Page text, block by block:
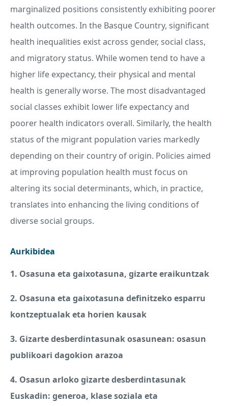
marginalized positions consistently exhibiting poorer
health outcomes. In the Basque Country, significant
health inequalities exist across gender, social class,
and migratory status. While women tend to have a
higher life expectancy, their physical and mental
health is generally worse. The most disadvantaged
social classes exhibit lower life expectancy and
poorer health indicators overall. Similarly, the health
status of the migrant population varies markedly
depending on their country of origin. Policies aimed
at improving population health must focus on
altering its social determinants, which, in practice,
translates into enhancing the living conditions of
diverse social groups.
Aurkibidea
1. Osasuna eta gaixotasuna, gizarte eraikuntzak
2. Osasuna eta gaixotasuna definitzeko esparru
kontzeptualak eta horien kausak
3. Gizarte desberdintasunak osasunean: osasun
publikoari dagokion arazoa
4. Osasun arloko gizarte desberdintasunak
Euskadin: generoa, klase soziala eta